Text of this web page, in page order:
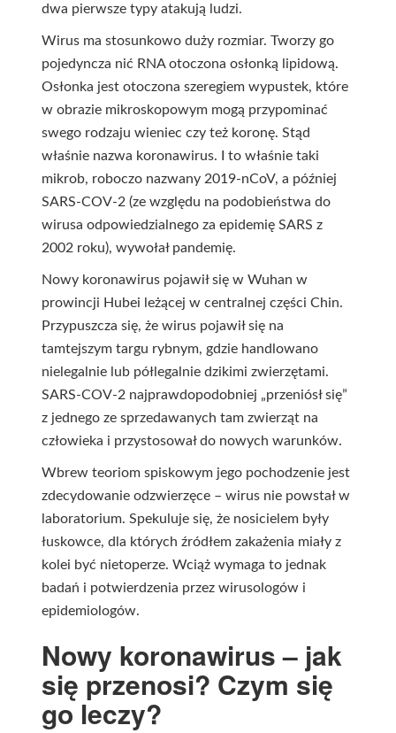
dwa pierwsze typy atakują ludzi.
Wirus ma stosunkowo duży rozmiar. Tworzy go
pojedyncza nić RNA otoczona osłonką lipidową.
Osłonka jest otoczona szeregiem wypustek, które
w obrazie mikroskopowym mogą przypominać
swego rodzaju wieniec czy też koronę. Stąd
właśnie nazwa koronawirus. I to właśnie taki
mikrob, roboczo nazwany 2019-nCoV, a później
SARS-COV-2 (ze względu na podobieństwa do
wirusa odpowiedzialnego za epidemię SARS z
2002 roku), wywołał pandemię.
Nowy koronawirus pojawił się w Wuhan w
prowincji Hubei leżącej w centralnej części Chin.
Przypuszcza się, że wirus pojawił się na
tamtejszym targu rybnym, gdzie handlowano
nielegalnie lub półlegalnie dzikimi zwierzętami.
SARS-COV-2 najprawdopodobniej „przeniósł się”
z jednego ze sprzedawanych tam zwierząt na
człowieka i przystosował do nowych warunków.
Wbrew teoriom spiskowym jego pochodzenie jest
zdecydowanie odzwierzęce – wirus nie powstał w
laboratorium. Spekuluje się, że nosicielem były
łuskowce, dla których źródłem zakażenia miały z
kolei być nietoperze. Wciąż wymaga to jednak
badań i potwierdzenia przez wirusologów i
epidemiologów.
Nowy koronawirus – jak
się przenosi? Czym się
go leczy?